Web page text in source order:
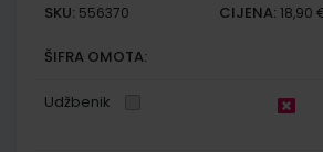
SKU: 556370 CIJENA: 18,90
ŠIFRA OMOTA:
Udžbenik